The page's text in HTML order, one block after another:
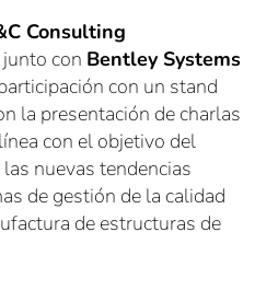
Consulting
junto con Bentley Systems
con un stand
la presentación de charlas
con el objetivo del
nuevas tendencias
de gestión de la calidad
de estructuras de